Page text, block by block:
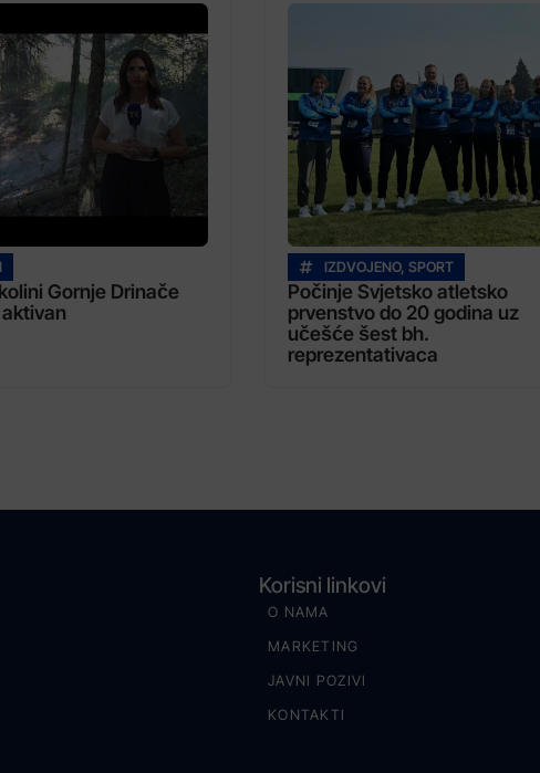
Gornje Drinače
IZDVOJENO, SPORT
Počinje Svjetsko atletsko
prvenstvo do 20 godina uz
učešće šest bh.
reprezentativaca
Korisni linkovi
O NAMA
MARKETING
JAVNI POZIVI
KONTAKTI